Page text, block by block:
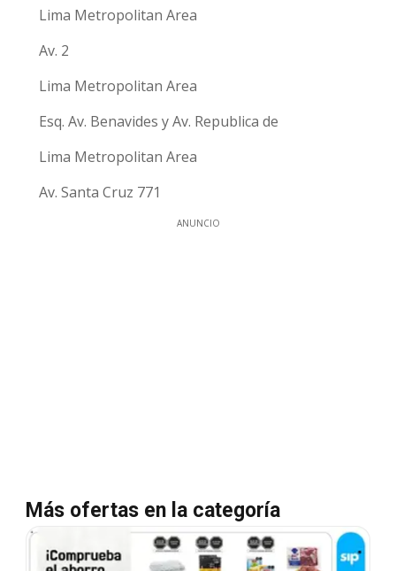
Lima Metropolitan Area
Av. 2
Lima Metropolitan Area
Esq. Av. Benavides y Av. Republica de
Lima Metropolitan Area
Av. Santa Cruz 771
ANUNCIO
Más ofertas en la categoría